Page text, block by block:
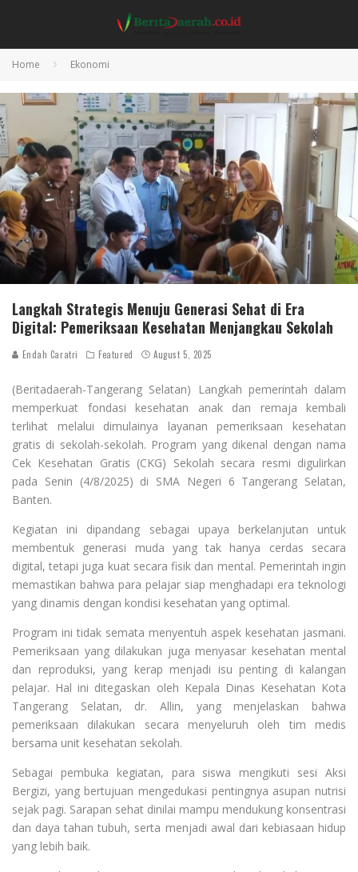
Home Ekonomi
Langkah Strategis Menuju Generasi Sehat di Era
Digital: Pemeriksaan Kesehatan Menjangkau Sekolah
Endah Caratri Featured August 5, 2025
(Beritadaerah-Tangerang Selatan) Langkah pemerintah dalam
memperkuat fondasi kesehatan anak dan remaja kembali
terlihat melalui dimulainya layanan pemeriksaan kesehatan
gratis di sekolah-sekolah. Program yang dikenal dengan nama
Cek Kesehatan Gratis (CKG) Sekolah secara resmi digulirkan
pada Senin (4/8/2025) di SMA Negeri 6 Tangerang Selatan,
Banten.
Kegiatan ini dipandang sebagai upaya berkelanjutan untuk
membentuk generasi muda yang tak hanya cerdas secara
digital, tetapi juga kuat secara fisik dan mental. Pemerintah ingin
memastikan bahwa para pelajar siap menghadapi era teknologi
yang dinamis dengan kondisi kesehatan yang optimal.
Program ini tidak semata menyentuh aspek kesehatan jasmani.
Pemeriksaan yang dilakukan juga menyasar kesehatan mental
dan reproduksi, yang kerap menjadi isu penting di kalangan
pelajar. Hal ini ditegaskan oleh Kepala Dinas Kesehatan Kota
Tangerang Selatan, dr. Allin, yang menjelaskan bahwa
pemeriksaan dilakukan secara menyeluruh oleh tim medis
bersama unit kesehatan sekolah.
Sebagai pembuka kegiatan, para siswa mengikuti sesi Aksi
Bergizi, yang bertujuan mengedukasi pentingnya asupan nutrisi
sejak pagi. Sarapan sehat dinilai mampu mendukung konsentrasi
dan daya tahan tubuh, serta menjadi awal dari kebiasaan hidup
yang lebih baik.